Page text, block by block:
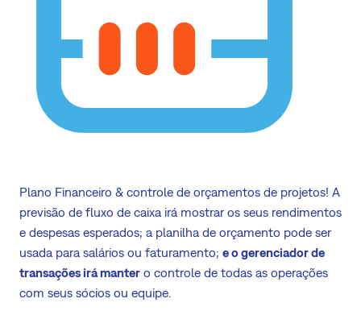
Plano Financeiro & controle de orçamentos de projetos! A
previsão de fluxo de caixa irá mostrar os seus rendimentos
e despesas esperados; a planilha de orçamento pode ser
usada para salários ou faturamento; e o gerenciador de
transações irá manter o controle de todas as operações
com seus sócios ou equipe.